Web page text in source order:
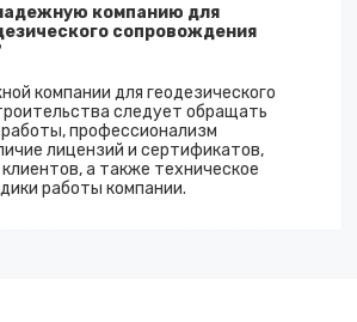
компанию для
сопровождения
компании для геодезического
следует обращать
профессионализм
лицензий и сертификатов,
а также техническое
работы компании.